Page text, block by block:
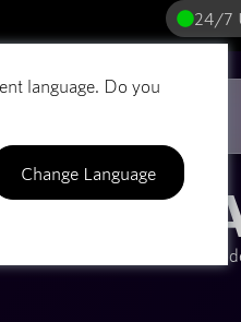
24/7
SiteBuilder
Sie ihn innerhalb von
language. Do you
Change Language